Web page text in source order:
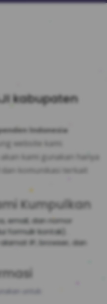
kabupaten
Indonesia
website kami.
kami gunakan hanya
komunikasi terkait
Kumpulkan
email, dan nomor
formulir kontak).
IP, browser, dan
untuk: